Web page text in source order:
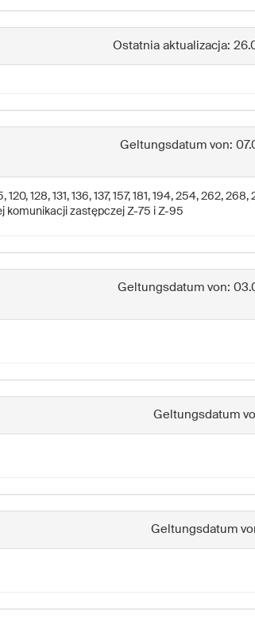
Ostatnia aktualizacja:
Geltungsdatum von:
128, 131, 136, 137, 157, 181, 194, 254, 262, 268,
komunikacji zastępczej Z-75 i Z-95
Geltungsdatum von:
Geltungsdatum
Geltungsdatum